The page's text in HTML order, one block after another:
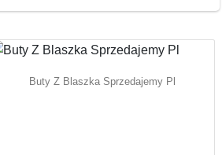
Buty Z Blaszka Sprzedajemy Pl